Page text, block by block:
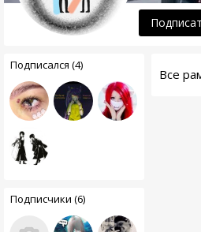
Подписался (4)
Подписчики (6)
Все